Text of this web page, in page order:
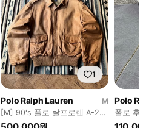
1
Polo Ralph Lauren
M
[M] 90's 폴로 랄프로렌 A-2레
더 플라이트 자켓
Polo
폴로 후